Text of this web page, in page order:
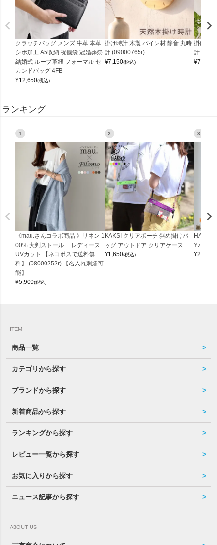
クラッチバッグ メンズ 牛革 本革
シボ加工 A5収納 祝儀袋 冠婚葬祭
結婚式 ループ革紐 フォーマル セ
カンドバッグ 4FB
¥12,650(税込)
掛け時計 木製 パイン材 静音 丸時
計 (09000765r)
¥7,150(税込)
掛け時
計
¥7,150
ランキング
1
《mau.さんコラボ商品 》リネン 1
00% 大判ストール レディース
UVカット 【ネコポスで送料無
料】 (08000252r) 【名入れ刺繍可
能】
¥5,900(税込)
2
KAKSI クリアポーチ 斜め掛けバ
ッグ アウトドア クリアケース
¥1,650(税込)
3
Yバッグ
¥22,000
ITEM
商品一覧
カテゴリから探す
ブランドから探す
新着商品から探す
ランキングから探す
レビュー一覧から探す
お気に入りから探す
ニュース記事から探す
ABOUT US